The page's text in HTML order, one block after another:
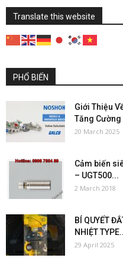
Translate this website
PHỔ BIẾN
Giới Thiệu
Tăng Cường
20 March 2025
Cảm biến
– UGT500...
2 March 2018
BÍ QUYẾT
NHIỆT
29 April 2025